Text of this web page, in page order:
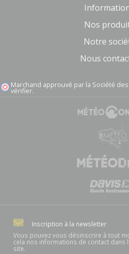
Nos
Notre
Nous
Marchand approuvé par la Société des
vérifier.
Inscription à la newsletter
Vous pouvez vous désinscrire à tout
cela nos informations de contact
site.